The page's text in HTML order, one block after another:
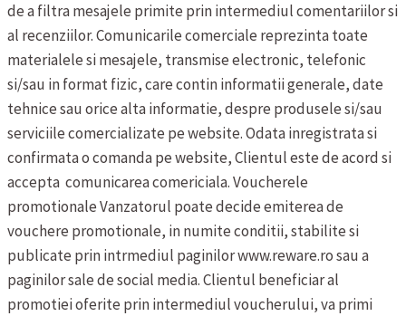
de a filtra mesajele primite prin intermediul comentariilor si
al recenziilor.Comunicarile comerciale reprezinta toate
materialele si mesajele, transmise electronic, telefonic
si/sau in format fizic, care contin informatii generale, date
tehnice sau orice alta informatie, despre produsele si/sau
serviciile comercializate pe website. Odata inregistrata si
confirmata o comanda pe website, Clientul este de acord si
accepta comunicarea comericiala.Voucherele
promotionaleVanzatorul poate decide emiterea de
vouchere promotionale, in numite conditii, stabilite si
publicate prin intrmediul paginilor www.reware.ro sau a
paginilor sale de social media. Clientul beneficiar al
promotiei oferite prin intermediul voucherului, va primi